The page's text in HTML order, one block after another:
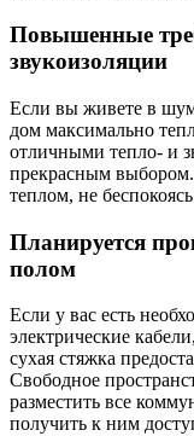
Повышенные
звукоизоляции
Если вы живете в
дом максимально
отличными тепло- и
прекрасным
теплом, не
Планируется
полом
Если у вас есть
электрические
сухая стяжка
Свободное
разместить все
получить к ним